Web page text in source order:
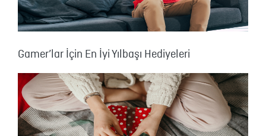
Gamer’lar İçin En İyi Yılbaşı Hediyeleri